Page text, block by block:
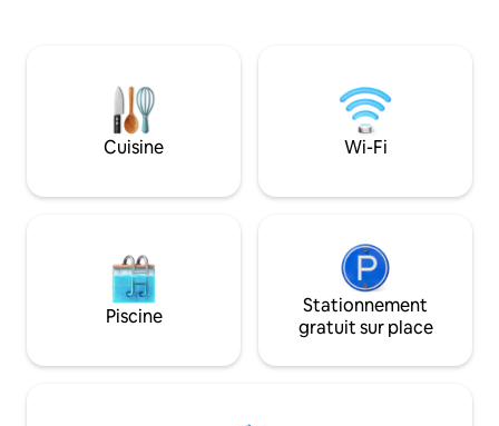
et une cuisine entièrement équipée.
• Accès : en dehors de la zone à
circulation limitée (ZTL); stationnement
public gratuit à 50 m. Frais (en espèces
municipale : 3,50 €/personne/nuit, pour
Cuisine Wi-Fi
Piscine
Stationnement
gratuit sur place